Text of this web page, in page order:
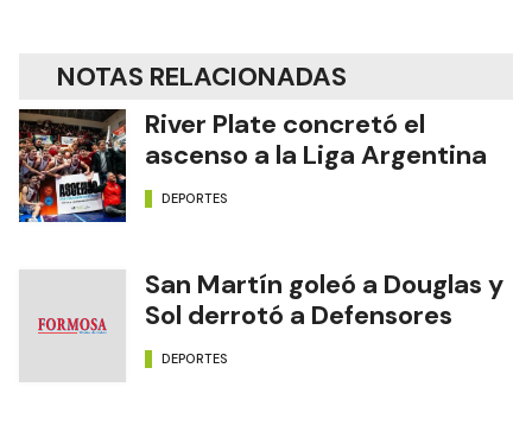
NOTAS RELACIONADAS
River Plate concretó el
ascenso a la Liga Argentina
DEPORTES
San Martín goleó a Douglas y
Sol derrotó a Defensores
DEPORTES